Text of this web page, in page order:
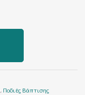
, Ποδιές Βάπτισης